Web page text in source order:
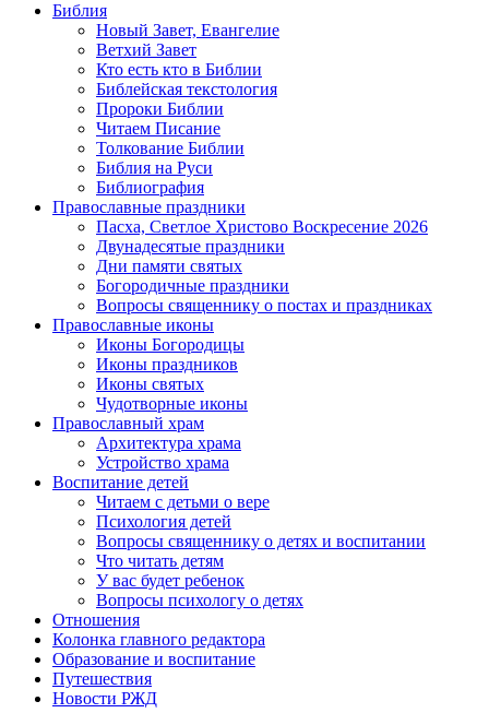
Библия
Новый Завет, Евангелие
Ветхий Завет
Кто есть кто в Библии
Библейская текстология
Пророки Библии
Читаем Писание
Толкование Библии
Библия на Руси
Библиография
Православные праздники
Пасха, Светлое Христово Воскресение 2026
Двунадесятые праздники
Дни памяти святых
Богородичные праздники
Вопросы священнику о постах и праздниках
Православные иконы
Иконы Богородицы
Иконы праздников
Иконы святых
Чудотворные иконы
Православный храм
Архитектура храма
Устройство храма
Воспитание детей
Читаем с детьми о вере
Психология детей
Вопросы священнику о детях и воспитании
Что читать детям
У вас будет ребенок
Вопросы психологу о детях
Отношения
Колонка главного редактора
Образование и воспитание
Путешествия
Новости РЖД